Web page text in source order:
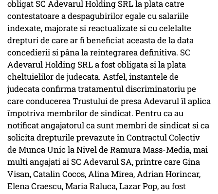
obligat SC Adevarul Holding SRL la plata catre
contestatoare a despagubirilor egale cu salariile
indexate, majorate si reactualizate si cu celelalte
drepturi de care ar fi beneficiat aceasta de la data
concedierii si pâna la reintegrarea definitiva. SC
Adevarul Holding SRL a fost obligata si la plata
cheltuielilor de judecata. Astfel, instantele de
judecata confirma tratamentul discriminatoriu pe
care conducerea Trustului de presa Adevarul îl aplica
împotriva membrilor de sindicat. Pentru ca au
notificat angajatorul ca sunt membri de sindicat si ca
solicita drepturile prevazute în Contractul Colectiv
de Munca Unic la Nivel de Ramura Mass-Media, mai
multi angajati ai SC Adevarul SA, printre care Gina
Visan, Catalin Cocos, Alina Mirea, Adrian Horincar,
Elena Craescu, Maria Raluca, Lazar Pop, au fost